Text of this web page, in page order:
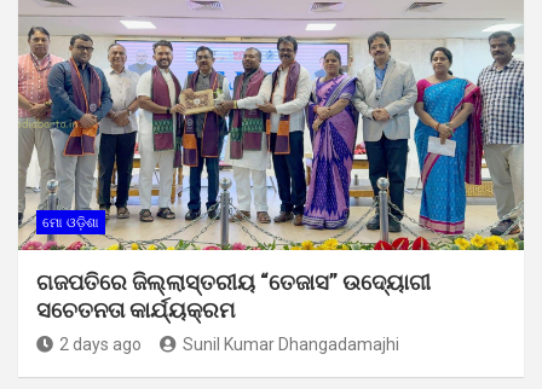
ମୋ ଓଡ଼ିଶା
ଗଜପତିରେ ଜିଲ୍ଲାସ୍ତରୀୟ “ତେଜାସ” ଉଦ୍ୟୋଗୀ
ସଚେତନତା କାର୍ଯ୍ୟକ୍ରମ
2 days ago Sunil Kumar Dhangadamajhi